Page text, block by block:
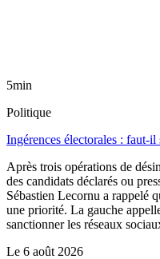
5min
Politique
Ingérences électorales : faut-
Après trois opérations de
des candidats déclarés ou
Sébastien Lecornu a rappelé
une priorité. La gauche
sanctionner les réseaux
Le 6 août 2026